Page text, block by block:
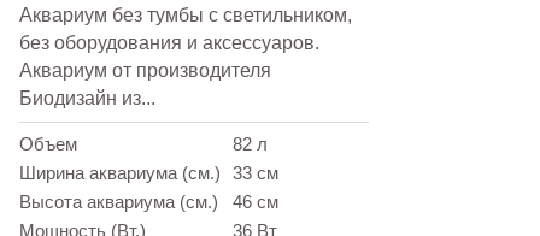
Аквариум без тумбы с светильником,
без оборудования и аксессуаров.
Аквариум от производителя
Биодизайн из...
Объем
82 л
Ширина аквариума (см.)
33 см
Высота аквариума (см.)
46 см
Мощность (Вт.)
36 Вт